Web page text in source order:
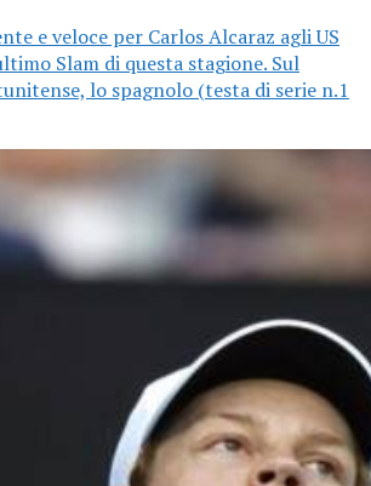
e veloce per Carlos Alcaraz agli US
Slam di questa stagione. Sul
lo spagnolo (testa di serie n.1